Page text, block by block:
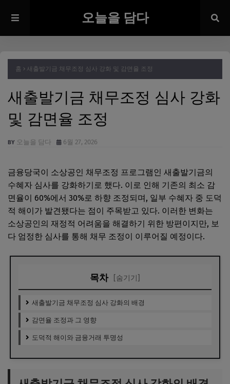
오늘을 담다
홈 새출발기금 채무조정 심사 강화 및 감면율 조정
새출발기금 채무조정 심사 강화
및 감면율 조정
오늘을 담다 6월 27, 2026
금융당국이 소상공인 채무조정 프로그램인 새출발기금의
수혜자 심사를 강화하기로 했다. 이로 인해 기존의 최소 감
면율이 60%에서 30%로 하향 조정되며, 일부 수혜자 중 도덕
적 해이가 발견됐다는 점이 주목받고 있다. 이러한 변화는
소상공인의 재정적 어려움을 해결하기 위한 방편이지만, 보
다 엄정한 심사를 통해 채무 조정이 이루어질 예정이다.
목차 [숨기기]
새출발기금 채무조정 심사 강화의 배경
감면율 조정과 그 영향
도덕적 해이와 금융거래 투명성